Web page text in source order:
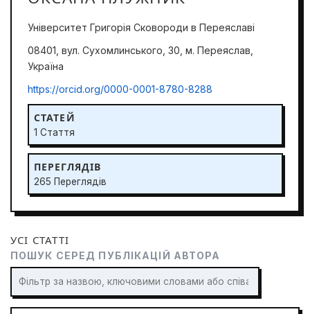
Університет Григорія Сковороди в Переяславі
08401, вул. Сухомлинського, 30, м. Переяслав,
Україна
https://orcid.org/0000-0001-8780-8288
СТАТЕЙ
1 Стаття
ПЕРЕГЛЯДІВ
265 Переглядів
УСІ СТАТТІ
ПОШУК СЕРЕД ПУБЛІКАЦІЙ АВТОРА